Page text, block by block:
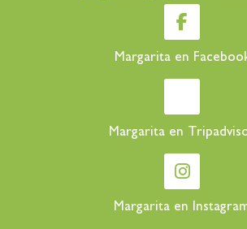
Margarita en
Margarita en
Margarita en